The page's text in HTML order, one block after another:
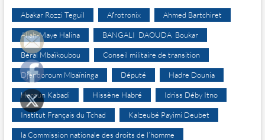
Abakar Rozzi Teguil Afrotronix Ahmed Bartchiret
Allah-Maye Halina BANGALI DAOUDA Boukar
Béral Mbaïkoubou Conseil militaire de transition
Djéndoroum Mbaïninga Député Hadre Dounia
Haroun Kabadi Hissène Habré Idriss Déby Itno
Institut Français du Tchad Kalzeubé Payimi Deubet
la Commission nationale des droits de l’homme